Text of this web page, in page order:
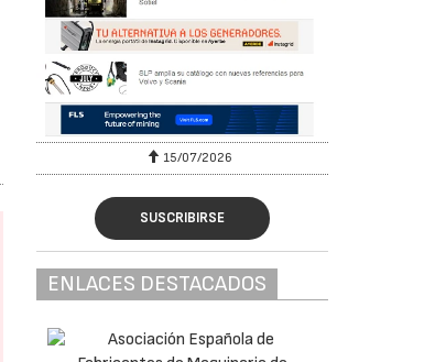
15/07/2026
SUSCRIBIRSE
ENLACES DESTACADOS